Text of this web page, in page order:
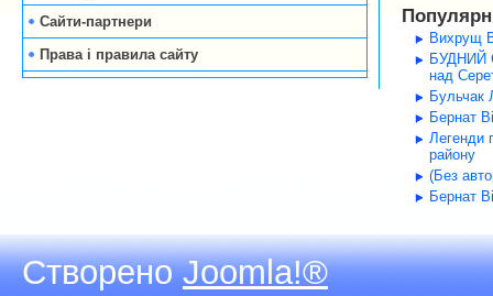
Сайти-партнери
Права і правила сайту
Вихрущ
БУДНИЙ
над
Бульчак
Бернат
Легенди
району
(Без
Бернат
СтвореноJoomla!®